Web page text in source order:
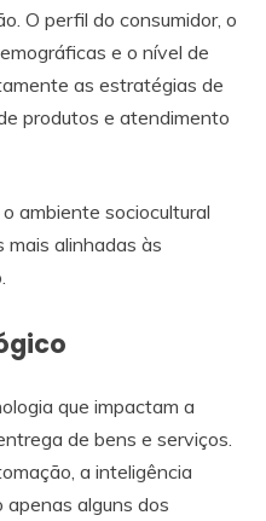
O perfil do consumidor, o
e o nível de
as estratégias de
produtos e atendimento
ambiente sociocultural
mais alinhadas às
que impactam a
de bens e serviços.
a inteligência
alguns dos